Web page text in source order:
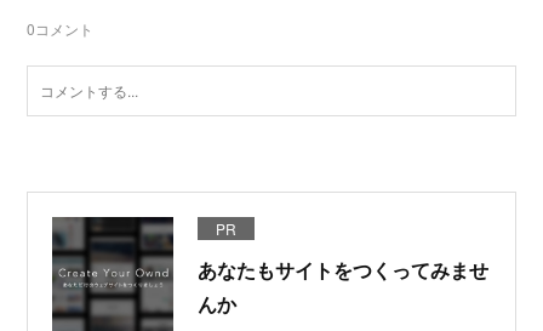
0コメント
PR
あなたもサイトをつくってみませ
んか